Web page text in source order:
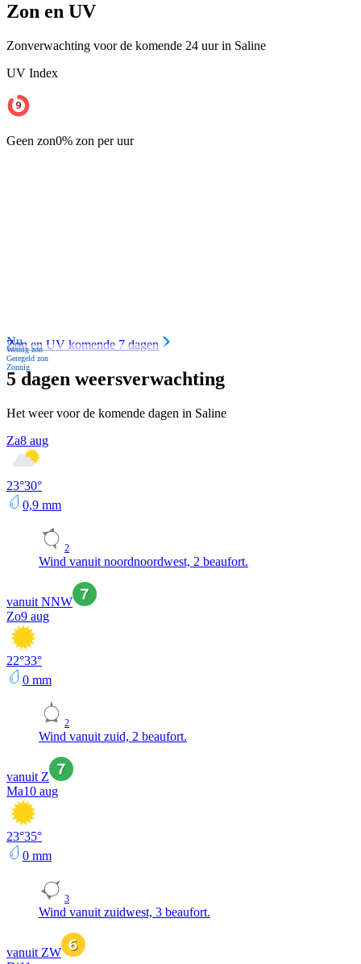
Zon en UV
Zonverwachting voor de komende 24 uur in Saline
UV Index
Geen zon0% zon per uur
Nu
Weinig zon
Geregeld zon
Zonnig
Zon en UV komende 7 dagen
5 dagen weersverwachting
Het weer voor de komende dagen in Saline
Za8 aug
23°30°
0,9 mm
2
Wind vanuit noordnoordwest, 2 beaufort.
vanuit NNW
Zo9 aug
22°33°
0 mm
2
Wind vanuit zuid, 2 beaufort.
vanuit Z
Ma10 aug
23°35°
0 mm
3
Wind vanuit zuidwest, 3 beaufort.
vanuit ZW